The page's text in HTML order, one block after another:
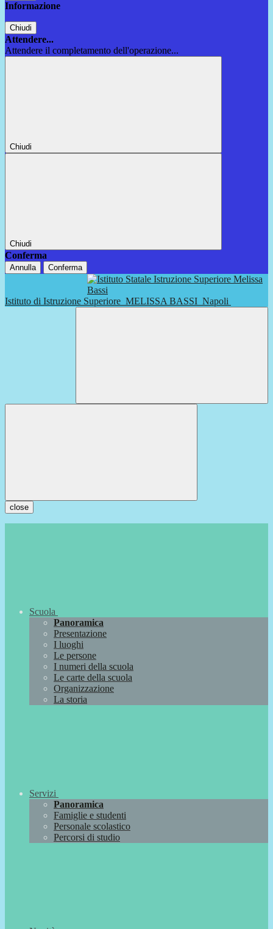
Informazione
Chiudi
Attendere...
Attendere il completamento dell'operazione...
Chiudi
Chiudi
Conferma
Annulla Conferma
Istituto di Istruzione Superiore MELISSA BASSI Napoli
close
Scuola
Panoramica
Presentazione
I luoghi
Le persone
I numeri della scuola
Le carte della scuola
Organizzazione
La storia
Servizi
Panoramica
Famiglie e studenti
Personale scolastico
Percorsi di studio